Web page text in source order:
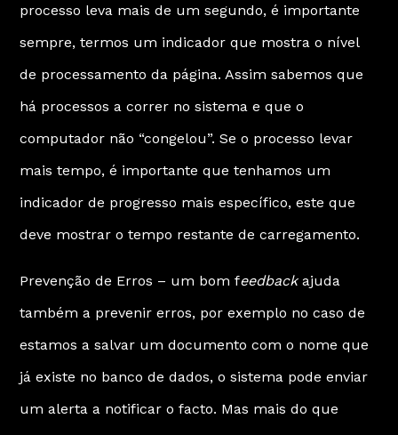
processo leva mais de um segundo, é importante
sempre, termos um indicador que mostra o nível
de processamento da página. Assim sabemos que
há processos a correr no sistema e que o
computador não “congelou”. Se o processo levar
mais tempo, é importante que tenhamos um
indicador de progresso mais específico, este que
deve mostrar o tempo restante de carregamento.
Prevenção de Erros – um bom feedbackajuda
também a prevenir erros, por exemplo no caso de
estamos a salvar um documento com o nome que
já existe no banco de dados, o sistema pode enviar
um alerta a notificar o facto. Mas mais do que